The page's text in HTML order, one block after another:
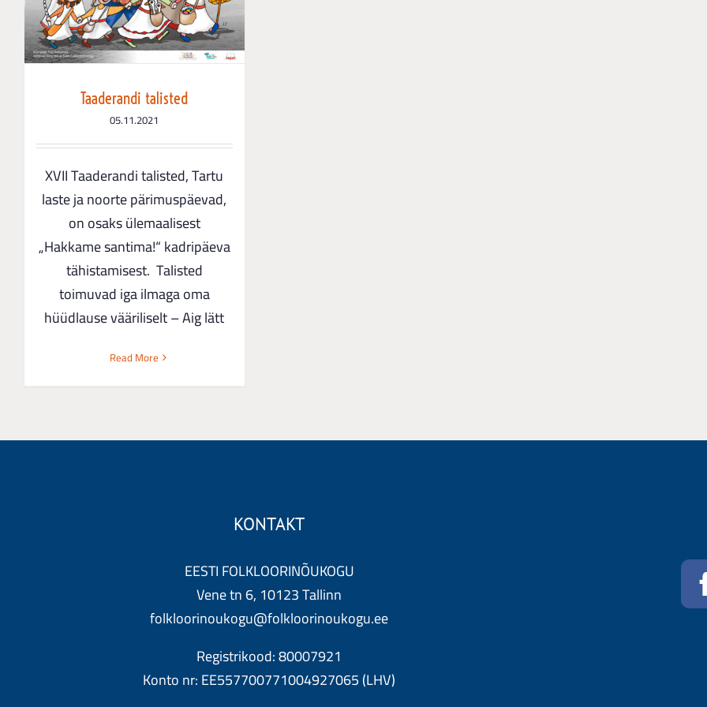
Taaderandi talisted
05.11.2021
XVII Taaderandi talisted, Tartu
laste ja noorte pärimuspäevad,
on osaks ülemaalisest
„Hakkame santima!“ kadripäeva
tähistamisest. Talisted
toimuvad iga ilmaga oma
hüüdlause vääriliselt – Aig lätt
Read More
KONTAKT
EESTI FOLKLOORINÕUKOGU
Vene tn 6, 10123 Tallinn
folkloorinoukogu@folkloorinoukogu.ee
Registrikood: 80007921
Konto nr: EE557700771004927065 (LHV)